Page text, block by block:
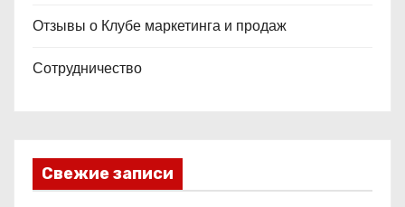
Отзывы о Клубе маркетинга и продаж
Сотрудничество
Свежие записи